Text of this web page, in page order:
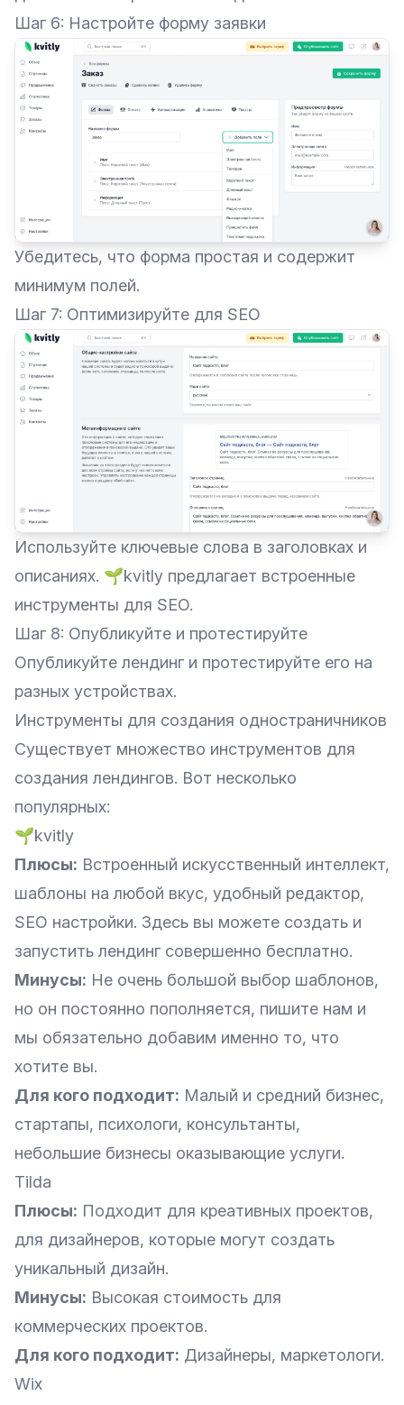
Шаг 6: Настройте форму заявки
Убедитесь, что форма простая и содержит
минимум полей.
Шаг 7: Оптимизируйте для SEO
Используйте ключевые слова в заголовках и
описаниях. 🌱kvitly предлагает встроенные
инструменты для SEO.
Шаг 8: Опубликуйте и протестируйте
Опубликуйте лендинг и протестируйте его на
разных устройствах.
Инструменты для создания одностраничников
Существует множество инструментов для
создания лендингов. Вот несколько
популярных:
🌱kvitly
Плюсы: Встроенный искусственный интеллект,
шаблоны на любой вкус, удобный редактор,
SEO настройки. Здесь вы можете создать и
запустить лендинг совершенно бесплатно.
Минусы: Не очень большой выбор шаблонов,
но он постоянно пополняется, пишите нам и
мы обязательно добавим именно то, что
хотите вы.
Для кого подходит: Малый и средний бизнес,
стартапы, психологи, консультанты,
небольшие бизнесы оказывающие услуги.
Tilda
Плюсы: Подходит для креативных проектов,
для дизайнеров, которые могут создать
уникальный дизайн.
Минусы: Высокая стоимость для
коммерческих проектов.
Для кого подходит: Дизайнеры, маркетологи.
Wix